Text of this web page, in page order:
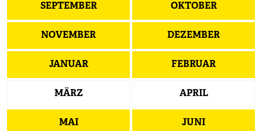
SEPTEMBER OKTOBER
NOVEMBER DEZEMBER
JANUAR FEBRUAR
MÄRZ APRIL
MAI JUNI